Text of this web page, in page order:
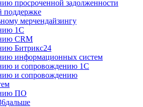
просроченной задолженности
поддержке
мерчендайзингу
1С
CRM
Битрикс24
информационных систем
и сопровождению 1С
и сопровождению
ПО
дальше